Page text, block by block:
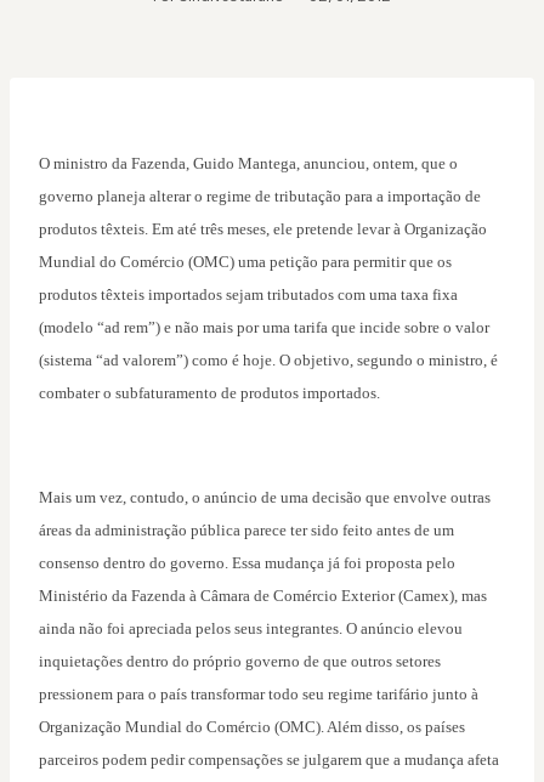
O ministro da Fazenda, Guido Mantega, anunciou, ontem, que o
governo planeja alterar o regime de tributação para a importação de
produtos têxteis. Em até três meses, ele pretende levar à Organização
Mundial do Comércio (OMC) uma petição para permitir que os
produtos têxteis importados sejam tributados com uma taxa fixa
(modelo “ad rem”) e não mais por uma tarifa que incide sobre o valor
(sistema “ad valorem”) como é hoje. O objetivo, segundo o ministro, é
combater o subfaturamento de produtos importados.
Mais um vez, contudo, o anúncio de uma decisão que envolve outras
áreas da administração pública parece ter sido feito antes de um
consenso dentro do governo. Essa mudança já foi proposta pelo
Ministério da Fazenda à Câmara de Comércio Exterior (Camex), mas
ainda não foi apreciada pelos seus integrantes. O anúncio elevou
inquietações dentro do próprio governo de que outros setores
pressionem para o país transformar todo seu regime tarifário junto à
Organização Mundial do Comércio (OMC). Além disso, os países
parceiros podem pedir compensações se julgarem que a mudança afeta